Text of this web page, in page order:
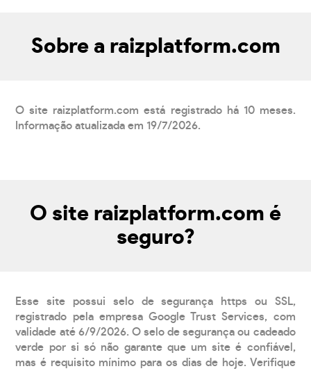
Sobre a raizplatform.com
O site raizplatform.com está registrado há 10 meses.
Informação atualizada em 19/7/2026.
O site raizplatform.com é
seguro?
Esse site possui selo de segurança https ou SSL,
registrado pela empresa Google Trust Services, com
validade até 6/9/2026. O selo de segurança ou cadeado
verde por si só não garante que um site é confiável,
mas é requisito mínimo para os dias de hoje. Verifique